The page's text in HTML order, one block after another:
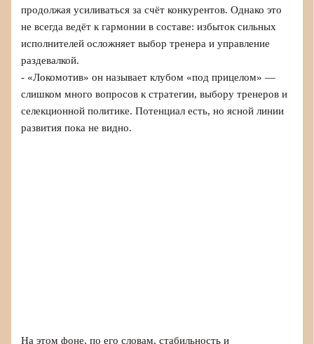
продолжая усиливаться за счёт конкурентов. Однако это
не всегда ведёт к гармонии в составе: избыток сильных
исполнителей осложняет выбор тренера и управление
раздевалкой.
- «Локомотив» он называет клубом «под прицелом» —
слишком много вопросов к стратегии, выбору тренеров и
селекционной политике. Потенциал есть, но ясной линии
развития пока не видно.
На этом фоне, по его словам, стабильность и